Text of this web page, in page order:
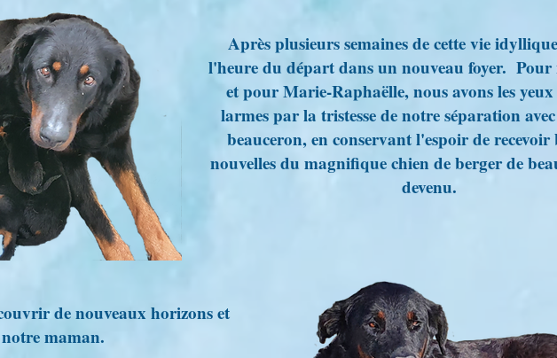
Après plusieurs semaines de cette vie
l'heure du départ dans un nouveau foyer. Pour
et pour Marie-Raphaëlle, nous avons les yeux
larmes par la tristesse de notre séparation
beauceron, en conservant l'espoir de recevoir
nouvelles du magnifique chien de berger de
devenu.
de nouveaux horizons et
maman.